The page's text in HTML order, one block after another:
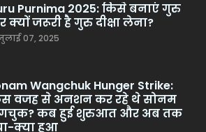
Purnima 2025: किसे बनाएं गुरु
क्यों जरूरी है गुरु दीक्षा लेना?
07, 2025
Wangchuk Hunger Strike:
वजह से अनशन कर रहे थे सोनम
कब हुई शुरुआत और अब तक
क्या हुआ